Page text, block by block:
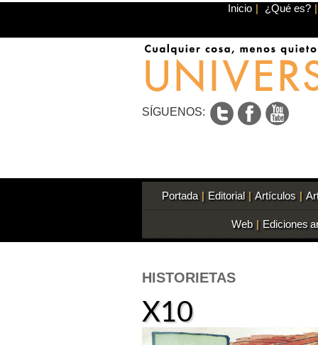
Inicio | ¿Qué es? |
SÍGUENOS:
Portada | Editorial | Artículos |
Web | Ediciones
HISTORIETAS
X10